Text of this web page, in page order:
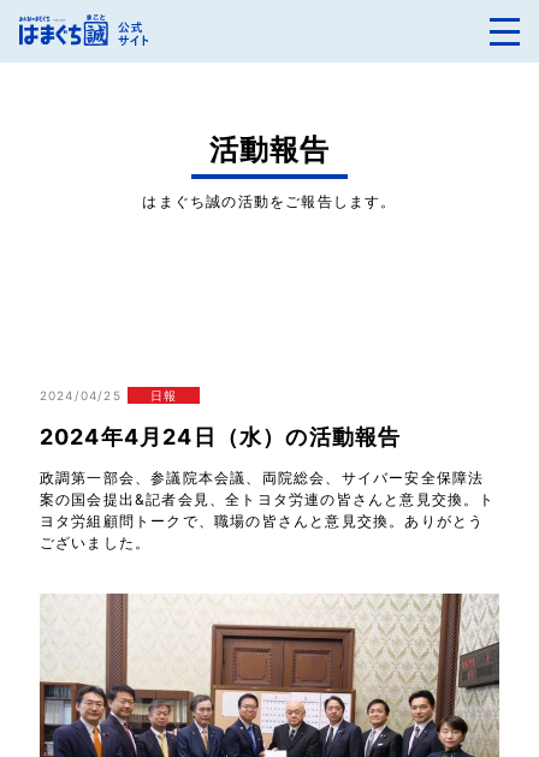
活動報告
はまぐち誠の活動をご報告します。
2024/04/25 日報
2024年4月24日（水）の活動報告
政調第一部会、参議院本会議、両院総会、サイバー安全保障法
案の国会提出&記者会見、全トヨタ労連の皆さんと意見交換。ト
ヨタ労組顧問トークで、職場の皆さんと意見交換。ありがとう
ございました。